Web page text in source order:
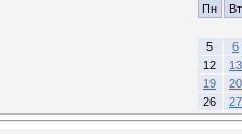
Пн
Вт
5
6
12
13
19
20
26
27